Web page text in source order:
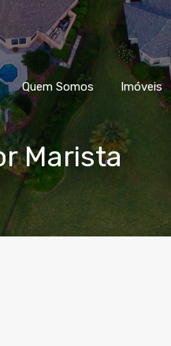
Quem Somos Imóveis
Marista